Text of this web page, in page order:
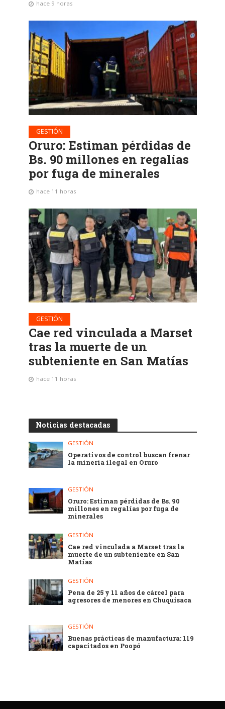
hace 9 horas
GESTIÓN
Oruro: Estiman pérdidas de
Bs. 90 millones en regalías
por fuga de minerales
hace 11 horas
GESTIÓN
Cae red vinculada a Marset
tras la muerte de un
subteniente en San Matías
hace 11 horas
Noticias destacadas
GESTIÓN
Operativos de control buscan frenar
la minería ilegal en Oruro
GESTIÓN
Oruro: Estiman pérdidas de Bs. 90
millones en regalías por fuga de
minerales
GESTIÓN
Cae red vinculada a Marset tras la
muerte de un subteniente en San
Matías
GESTIÓN
Pena de 25 y 11 años de cárcel para
agresores de menores en Chuquisaca
GESTIÓN
Buenas prácticas de manufactura: 119
capacitados en Poopó